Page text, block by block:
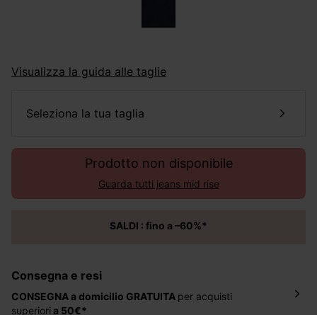
Visualizza la guida alle taglie
seleziona la tua taglia
Prodotto non disponibile
Guarda tutti jeans mid rise
SALDI : fino a –60%*
Consegna e resi
CONSEGNA a domicilio GRATUITA per acquisti
superiori a 50€*